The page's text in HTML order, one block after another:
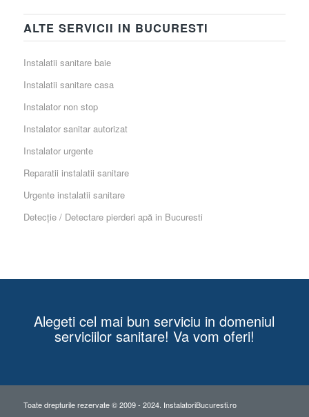
ALTE SERVICII IN BUCURESTI
Instalatii sanitare baie
Instalatii sanitare casa
Instalator non stop
Instalator sanitar autorizat
Instalator urgente
Reparatii instalatii sanitare
Urgente instalatii sanitare
Detecție / Detectare pierderi apă in Bucuresti
Alegeti cel mai bun serviciu in domeniul
serviciilor sanitare! Va vom oferi!
Toate drepturile rezervate © 2009 - 2024. InstalatoriBucuresti.ro